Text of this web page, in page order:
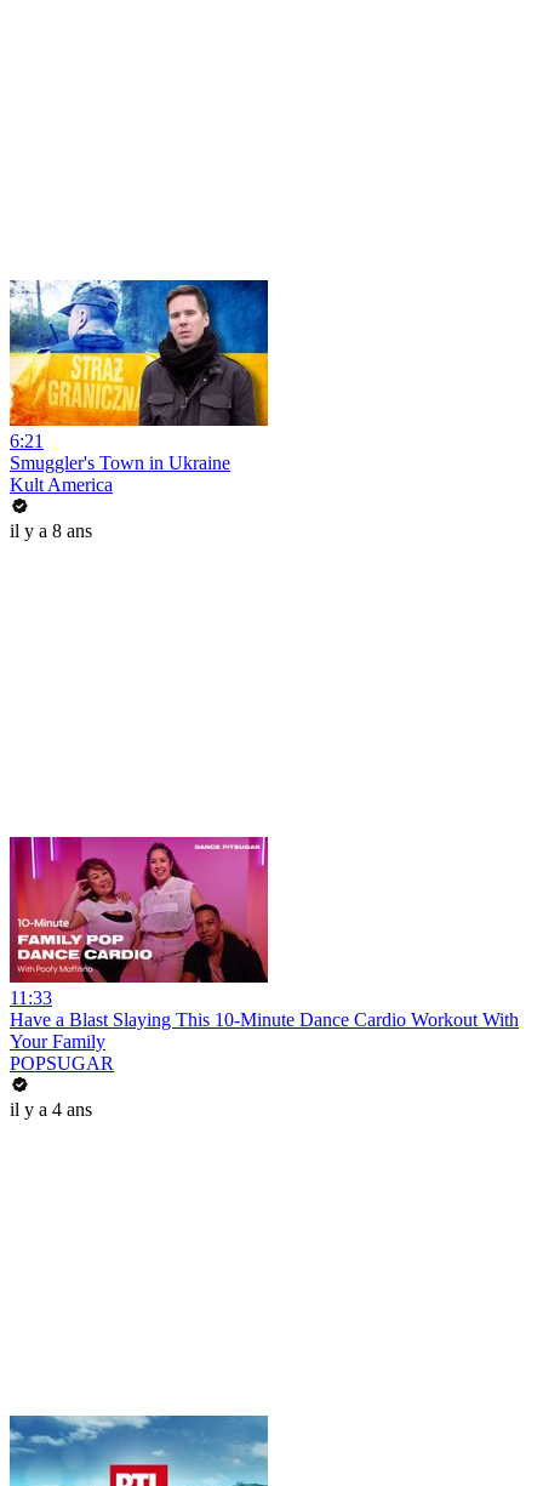
6:21
Smuggler's Town in Ukraine
Kult America
il y a 8 ans
11:33
Have a Blast Slaying This 10-Minute Dance Cardio Workout With
Your Family
POPSUGAR
il y a 4 ans